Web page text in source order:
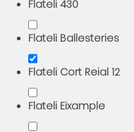
Flateli 430
Flateli Ballesteries
Flateli Cort Reial 12
Flateli Eixample